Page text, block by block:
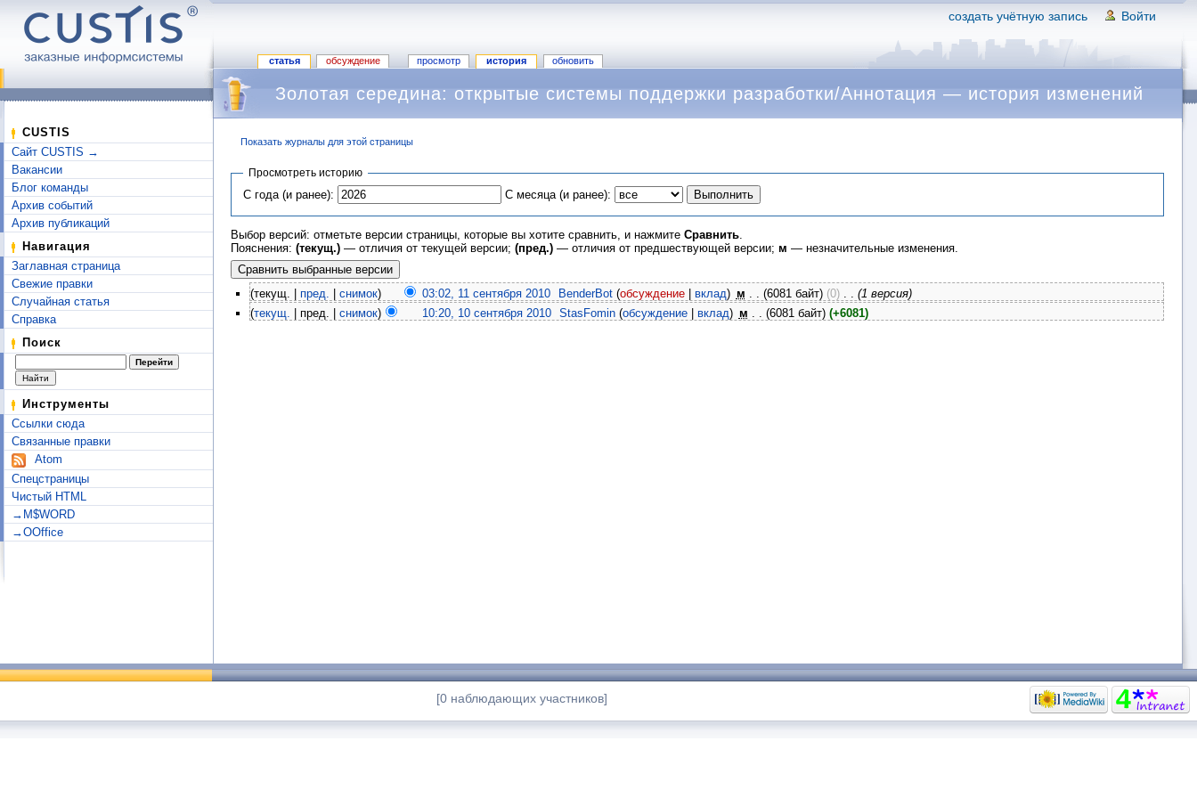
создать учётную запись Войти
статья обсуждение просмотр история обновить
CUSTIS
Сайт CUSTIS →
Вакансии
Блог команды
Архив событий
Архив публикаций
Навигация
Заглавная страница
Свежие правки
Случайная статья
Справка
Поиск
Инструменты
Ссылки сюда
Связанные правки
Atom
Спецстраницы
Чистый HTML
→M$WORD
→OOffice
Золотая середина: открытые системы поддержки разработки/Аннотация — история изменений
Показать журналы для этой страницы
Просмотреть историю
С года (и ранее): С месяца (и ранее):
Выбор версий: отметьте версии страницы, которые вы хотите сравнить, и нажмите Сравнить
Пояснения: (текущ.) — отличия от текущей версии; (пред.) — отличия от предшествующей версии; м — незначительные изменения.
(текущ. | пред. снимок) 03:02, 11 сентября 2010‎ BenderBot (обсуждение| вклад) м . . (6081 байт) (0)‎ . . (1 версия)
(текущ. | пред. | снимок) 10:20, 10 сентября 2010‎ StasFomin (обсуждение| вклад) м . . (6081 байт) (+6081)
[0 наблюдающих участников]